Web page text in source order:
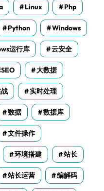
Linux Php
Python Windows
运行库 云安全
大数据
实时处理
数据 数据库
文件操作
环境搭建 站长
站长运营 编解码